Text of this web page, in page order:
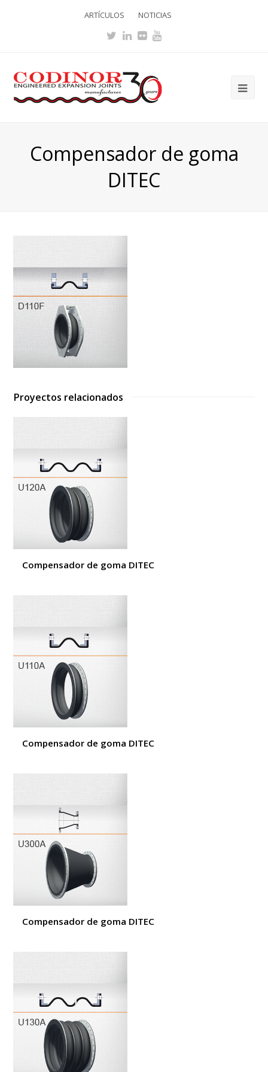
ARTÍCULOS NOTICIAS
Twitter
LinkedIn
FlickrYoutube
Compensador de goma
DITEC
Proyectos relacionados
Compensador de goma DITEC
Compensador de goma DITEC
Compensador de goma DITEC